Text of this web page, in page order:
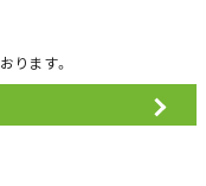
ります。